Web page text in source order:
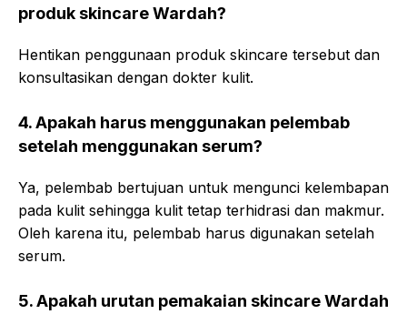
produk skincare Wardah?
Hentikan penggunaan produk skincare tersebut dan
konsultasikan dengan dokter kulit.
4. Apakah harus menggunakan pelembab
setelah menggunakan serum?
Ya, pelembab bertujuan untuk mengunci kelembapan
pada kulit sehingga kulit tetap terhidrasi dan makmur.
Oleh karena itu, pelembab harus digunakan setelah
serum.
5. Apakah urutan pemakaian skincare Wardah